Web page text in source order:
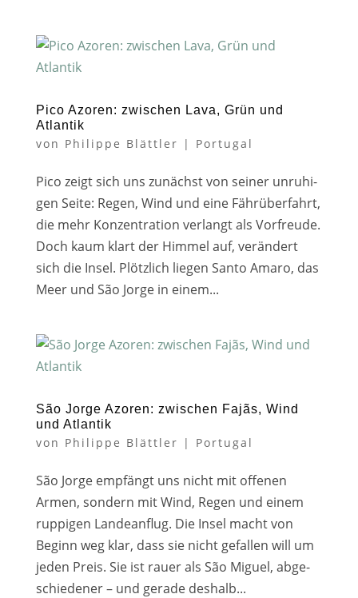
Pico Azoren: zwischen Lava, Grün und
Atlantik
von Philippe Blättler | Portugal
Pico zeigt sich uns zunächst von sei­ner unru­hi­
gen Seite: Regen, Wind und eine Fährüberfahrt,
die mehr Konzentration ver­langt als Vorfreude.
Doch kaum klart der Himmel auf, ver­än­dert
sich die Insel. Plötzlich lie­gen Santo Amaro, das
Meer und São Jorge in einem...
São Jorge Azoren: zwischen Fajãs, Wind
und Atlantik
von Philippe Blättler | Portugal
São Jorge emp­fängt uns nicht mit offe­nen
Armen, son­dern mit Wind, Regen und einem
rup­pi­gen Landeanflug. Die Insel macht von
Beginn weg klar, dass sie nicht gefal­len will um
jeden Preis. Sie ist rau­er als São Miguel, abge­
schie­de­ner – und gera­de des­halb...